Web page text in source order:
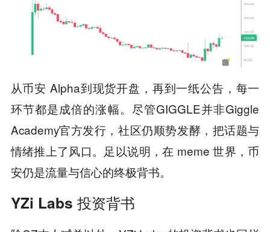
从币安 Alpha到现货开盘，再到一纸公告，每一
环节都是成倍的涨幅。尽管GIGGLE并非Giggle
Academy官方发行，社区仍顺势发酵，把话题与
情绪推上了风口。足以说明，在 meme 世界，币
安仍是流量与信心的终极背书。
YZi Labs 投资背书